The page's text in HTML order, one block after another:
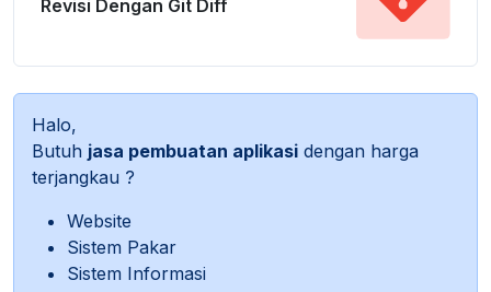
Revisi Dengan Git Diff
Halo,
Butuh jasa pembuatan aplikasi dengan harga
terjangkau ?
Website
Sistem Pakar
Sistem Informasi